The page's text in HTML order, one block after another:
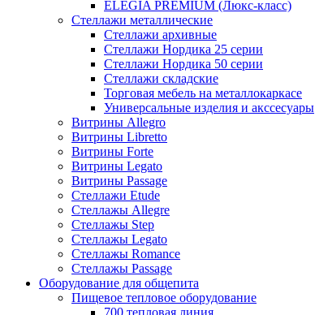
ELEGIA PREMIUM (Люкс-класс)
Стеллажи металлические
Стеллажи архивные
Стеллажи Нордика 25 серии
Стеллажи Нордика 50 серии
Стеллажи складские
Торговая мебель на металлокаркасе
Универсальные изделия и акссесуары
Витрины Allegro
Витрины Libretto
Витрины Forte
Витрины Legato
Витрины Passage
Стеллажи Etude
Стеллажы Allegre
Стеллажы Step
Стеллажы Legato
Стеллажы Romance
Стеллажы Passage
Оборудование для общепита
Пищевое тепловое оборудование
700 тепловая линия